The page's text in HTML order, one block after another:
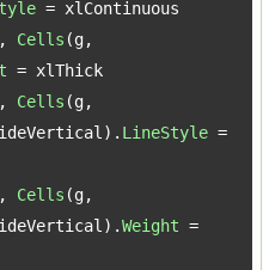
= xlContinuous
Cells (g,
= xlThick
Cells (g,
). LineStyle =
Cells (g,
).Weight =